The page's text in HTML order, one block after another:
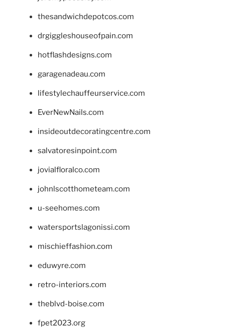
thesandwichdepotcos.com
drgiggleshouseofpain.com
hotflashdesigns.com
garagenadeau.com
lifestylechauffeurservice.com
EverNewNails.com
insideoutdecoratingcentre.com
salvatoresinpoint.com
jovialfloralco.com
johnlscotthometeam.com
u-seehomes.com
watersportslagonissi.com
mischieffashion.com
eduwyre.com
retro-interiors.com
theblvd-boise.com
fpet2023.org